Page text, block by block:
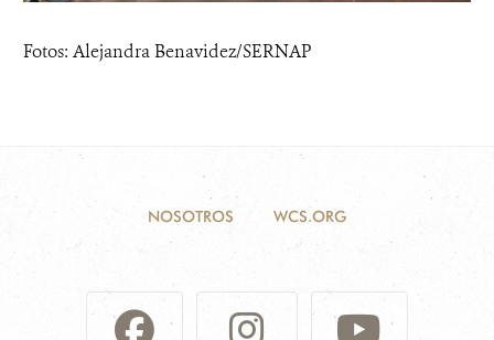
Fotos: Alejandra Benavidez/SERNAP
NOSOTROS WCS.ORG